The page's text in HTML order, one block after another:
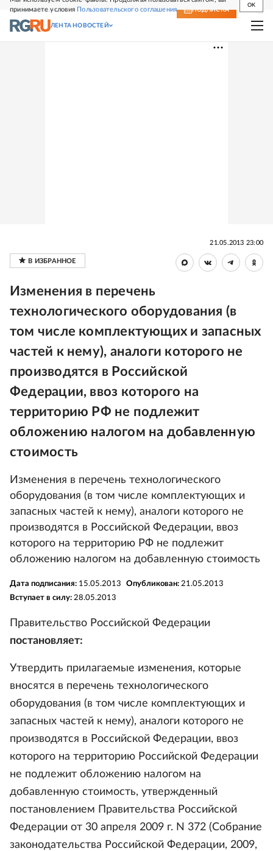
принимаете условия Пользовательского соглашения
OK
СВЕЖИЙ НОМЕР ПОДПИСКА
ЛЕНТА НОВОСТЕЙ
21.05.2013 23:00
Изменения в перечень
технологического оборудования (в
том числе комплектующих и запасных
частей к нему), аналоги которого не
производятся в Российской
Федерации, ввоз которого на
территорию РФ не подлежит
обложению налогом на добавленную
стоимость
Изменения в перечень технологического
оборудования (в том числе комплектующих и
запасных частей к нему), аналоги которого не
производятся в Российской Федерации, ввоз
которого на территорию РФ не подлежит
обложению налогом на добавленную стоимость
Дата подписания: 15.05.2013 Опубликован: 21.05.2013
Вступает в силу: 28.05.2013
Правительство Российской Федерации
постановляет:
Утвердить прилагаемые изменения, которые
вносятся в перечень технологического
оборудования (в том числе комплектующих и
запасных частей к нему), аналоги которого не
производятся в Российской Федерации, ввоз
которого на территорию Российской Федерации
не подлежит обложению налогом на
добавленную стоимость, утвержденный
постановлением Правительства Российской
Федерации от 30 апреля 2009 г. N 372 (Собрание
законодательства Российской Федерации, 2009,